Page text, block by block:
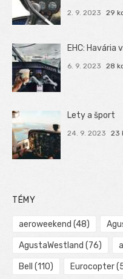
2. 9. 2023 29
EHC: Havária
6. 9. 2023 28
Lety a šport
24. 9. 2023 23
TÉMY
aeroweekend (48)
AgustaWestland (76)
Bell (110) Eurocopter